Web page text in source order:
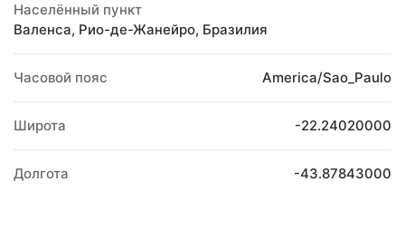
Населённый пункт
Валенса, Рио-де-Жанейро, Бразилия
Часовой пояс America/Sao_Paulo
Широта -22.24020000
Долгота -43.87843000